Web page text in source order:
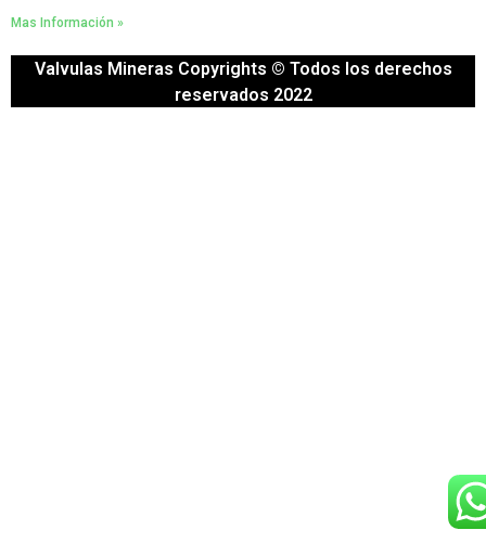
Mas Información »
Valvulas Mineras Copyrights © Todos los derechos
reservados 2022